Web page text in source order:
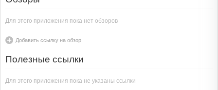
Для этого приложения пока нет обзоров
Добавить ссылку на обзор
Полезные ссылки
Для этого приложения пока не указаны ссылки